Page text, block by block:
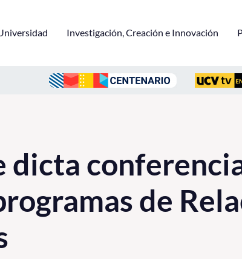
Investigación, Creación e Innovación
dicta
de